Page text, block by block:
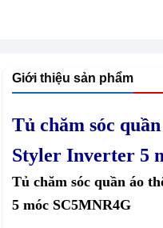
Giới thiệu sản phẩm
Tủ chăm sóc
Styler Inverter 5
Tủ chăm sóc quần áo
5 móc SC5MNR4G